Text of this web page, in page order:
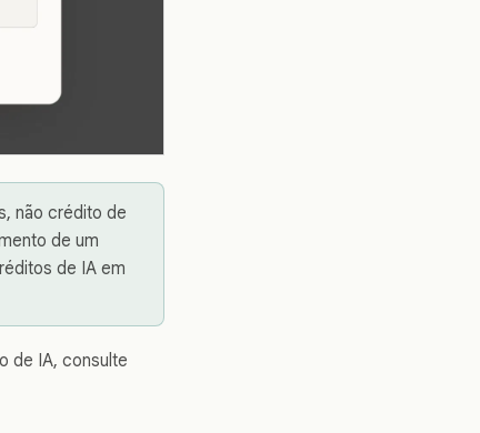
não crédito de
de um
de IA em
de IA, consulte